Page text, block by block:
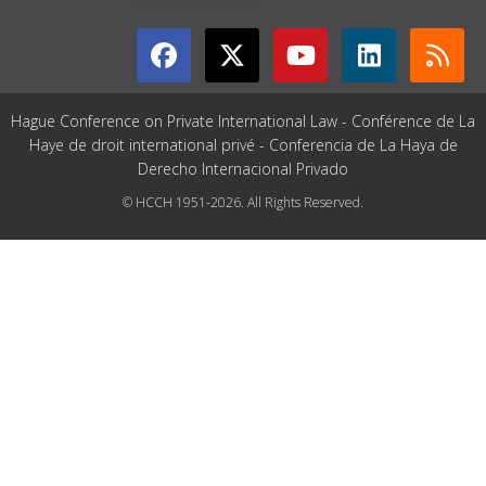
Hague Conference on Private International Law - Conférence de La
Haye de droit international privé - Conferencia de La Haya de
Derecho Internacional Privado
© HCCH 1951-2026. All Rights Reserved.